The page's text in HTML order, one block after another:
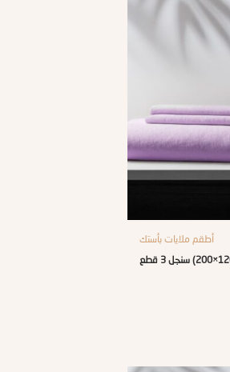
أطقم ملايات بأستك